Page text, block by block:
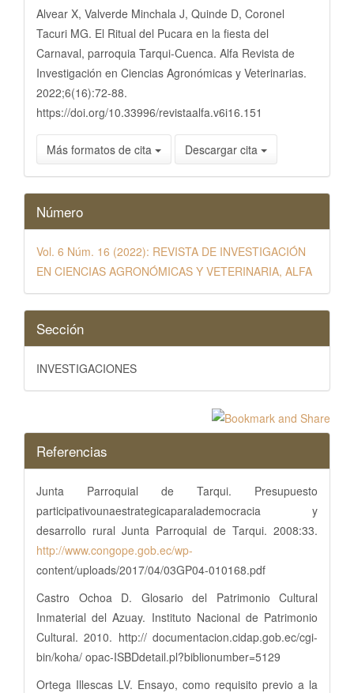
artículo
Alvear X, Valverde Minchala J, Quinde D, Coronel
Tacuri MG. El Ritual del Pucara en la fiesta del
Carnaval, parroquia Tarqui-Cuenca. Alfa Revista de
Investigación en Ciencias Agronómicas y Veterinarias.
2022;6(16):72-88.
https://doi.org/10.33996/revistaalfa.v6i16.151
Más formatos de cita Descargar cita
Número
Vol. 6 Núm. 16 (2022): REVISTA DE INVESTIGACIÓN
EN CIENCIAS AGRONÓMICAS Y VETERINARIA, ALFA
Sección
INVESTIGACIONES
Referencias
Junta Parroquial de Tarqui. Presupuesto
participativounaestrategicaparalademocracia y
desarrollo rural Junta Parroquial de Tarqui. 2008:33.
http://www.congope.gob.ec/wp-
content/uploads/2017/04/03GP04-010168.pdf
Castro Ochoa D. Glosario del Patrimonio Cultural
Inmaterial del Azuay. Instituto Nacional de Patrimonio
Cultural. 2010. http:// documentacion.cidap.gob.ec/cgi-
bin/koha/ opac-ISBDdetail.pl?biblionumber=5129
Ortega Illescas LV. Ensayo, como requisito previo a la